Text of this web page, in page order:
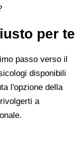
per te
passo verso il
disponibili
l'opzione della
a